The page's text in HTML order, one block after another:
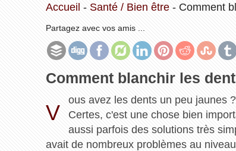
Accueil - Santé / Bien être- Comment
Partagez avec vos amis ...
Comment blanchir les
V
ous avez les dents un peu jaunes ?
Certes, c'est une chose bien
aussi parfois des solutions très
avait de nombreux problèmes au